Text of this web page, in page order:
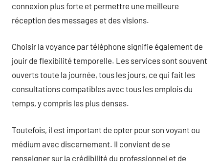
connexion plus forte et permettre une meilleure
réception des messages et des visions.
Choisir la voyance par téléphone signifie également de
jouir de flexibilité temporelle. Les services sont souvent
ouverts toute la journée, tous les jours, ce qui fait les
consultations compatibles avec tous les emplois du
temps, y compris les plus denses.
Toutefois, il est important de opter pour son voyant ou
médium avec discernement. Il convient de se
renseigner sur la crédibilité du professionnel et de